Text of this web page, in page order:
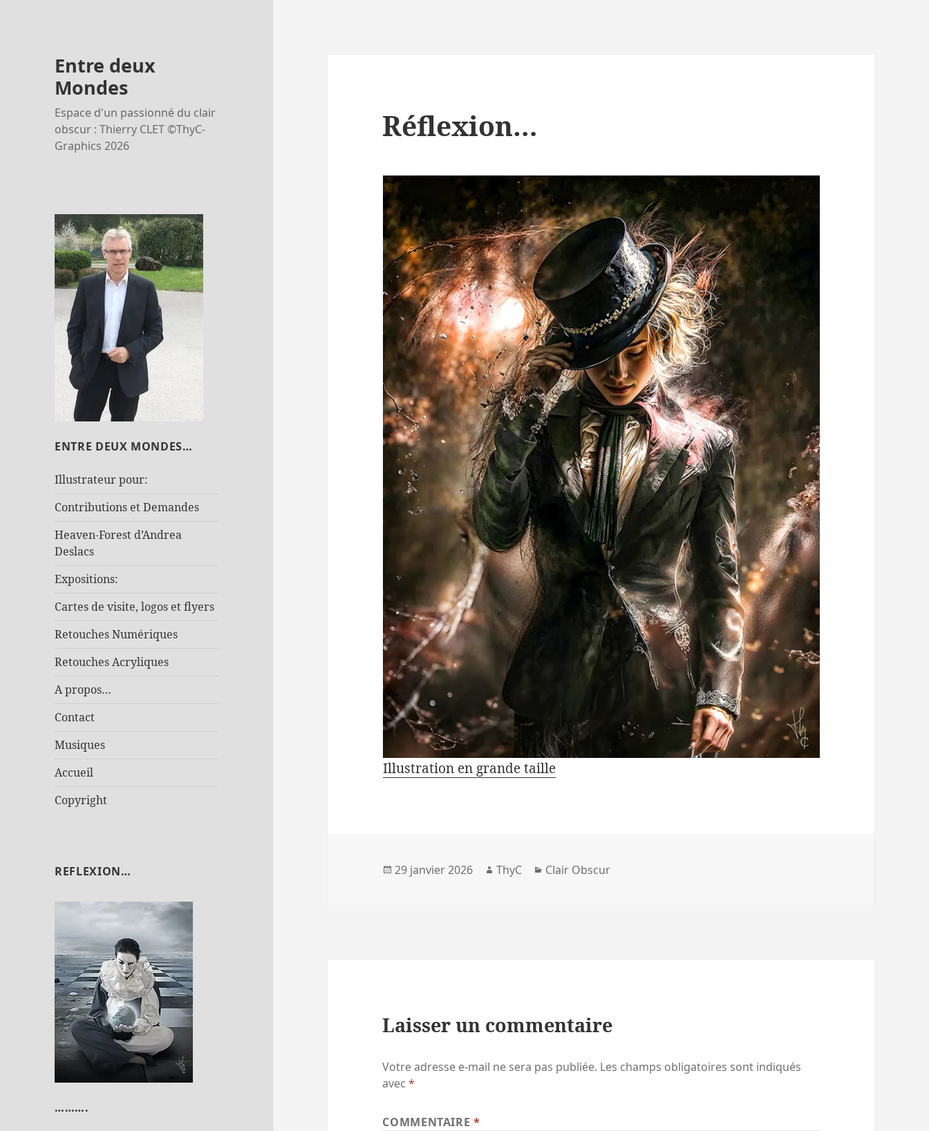
Entre deux
Mondes
Espace d'un passionné du clair
obscur : Thierry CLET ©ThyC-
Graphics 2026
ENTRE DEUX MONDES…
Illustrateur pour:
Contributions et Demandes
Heaven-Forest d’Andrea
Deslacs
Expositions:
Cartes de visite, logos et flyers
Retouches Numériques
Retouches Acryliques
A propos…
Contact
Musiques
Accueil
Copyright
REFLEXION…
……….
Réflexion…
Illustration en grande taille
Publié
29 janvier 2026 Auteur
ThyC Catégories
Clair Obscur
Laisser un commentaire
Votre adresse e-mail ne sera pas publiée. Les champs obligatoires sont indiqués
avec*
COMMENTAIRE*